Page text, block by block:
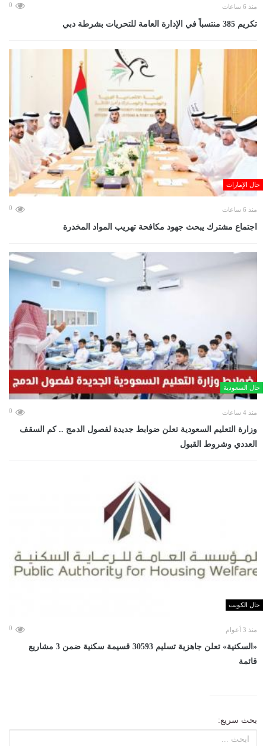
منذ 6 ساعات 0
تكريم 385 منتسباً في الإدارة العامة للتحريات بشرطة دبي
حال الإمارات
منذ 6 ساعات 0
اجتماع مشترك يبحث جهود مكافحة تهريب المواد المخدرة
حال السعودية
منذ 4 ساعات 0
وزارة التعليم السعودية تعلن ضوابط جديدة لفصول الدمج .. كم السقف
العددي وشروط القبول
حال الكويت
منذ 3 أعوام 0
«السكنية» تعلن جاهزية تسليم 30593 قسيمة سكنية ضمن 3 مشاريع
قائمة
بحث سريع: